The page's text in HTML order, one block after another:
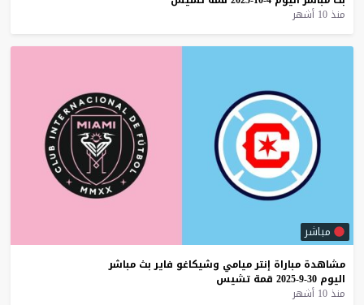
منذ 10 أشهر
مباشر
مشاهدة مباراة إنترميامي وشيكاغو فاير بث مباشر
اليوم 30-9-2025 قمة تشيس
منذ 10 أشهر